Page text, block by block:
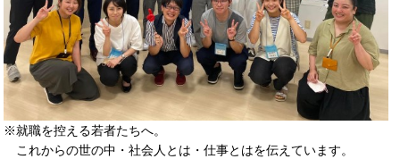
※就職を控える若者たちへ。
これからの世の中・社会人とは・仕事とはを伝えています。